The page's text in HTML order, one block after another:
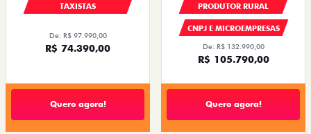
TAXISTAS
De: R$ 97.990,00
R$ 74.390,00
Quero agora!
PRODUTOR RURAL
CNPJ E MICROEMPRESAS
De: R$ 132.990,00
R$ 105.790,00
Quero agora!